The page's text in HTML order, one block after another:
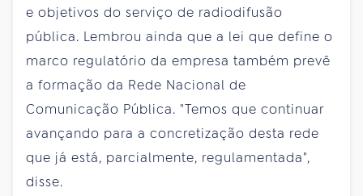
e objetivos do serviço de radiodifusão
pública. Lembrou ainda que a lei que define o
marco regulatório da empresa também prevê
a formação da Rede Nacional de
Comunicação Pública. "Temos que continuar
avançando para a concretização desta rede
que já está, parcialmente, regulamentada",
disse.